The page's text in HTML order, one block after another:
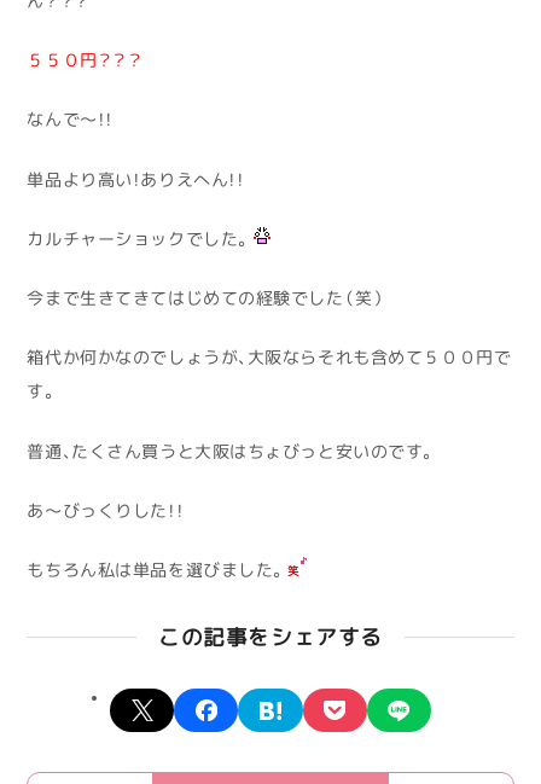
５５０円？？？
なんで～！！
単品より高い！ありえへん！！
カルチャーショックでした。
今まで生きてきてはじめての経験でした（笑）
箱代か何かなのでしょうが、大阪ならそれも含めて５００円で
す。
普通、たくさん買うと大阪はちょびっと安いのです。
あ～びっくりした！！
もちろん私は単品を選びました。
この記事をシェアする
X facebookhatena pocket